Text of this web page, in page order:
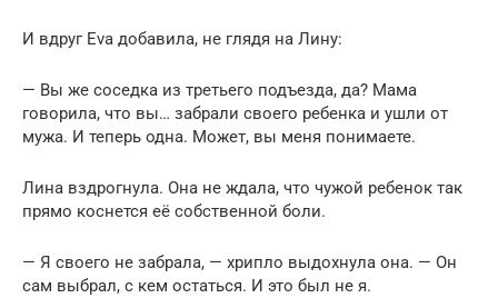
И вдруг Eva добавила, не глядя на Лину:
— Вы же соседка из третьего подъезда, да? Мама
говорила, что вы… забрали своего ребенка и ушли от
мужа. И теперь одна. Может, вы меня понимаете.
Лина вздрогнула. Она не ждала, что чужой ребенок так
прямо коснется её собственной боли.
— Я своего не забрала, — хрипло выдохнула она. — Он
сам выбрал, с кем остаться. И это был не я.